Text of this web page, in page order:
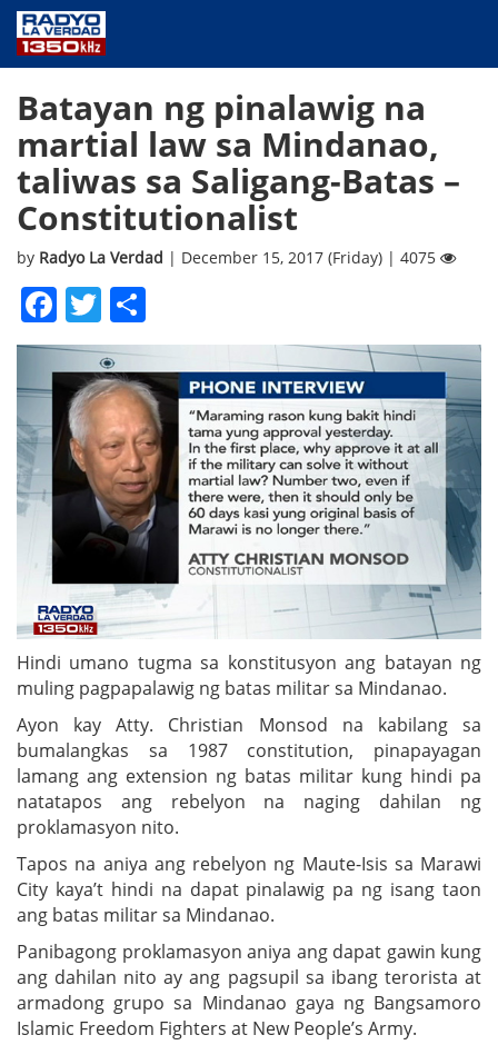
PUBLIC SERVICE
ANNOUNCEMENTS
PROGRAMS
ABOUT
Batayan ng pinalawig na
martial law sa Mindanao,
taliwas sa Saligang-Batas –
Constitutionalist
by Radyo La Verdad | December 15, 2017 (Friday) | 4075
Facebook
Twitter
Hindi umano tugma sa konstitusyon ang batayan ng
muling pagpapalawig ng batas militar sa Mindanao.
Ayon kay Atty. Christian Monsod na kabilang sa
bumalangkas sa 1987 constitution, pinapayagan
lamang ang extension ng batas militar kung hindi pa
natatapos ang rebelyon na naging dahilan ng
proklamasyon nito.
Tapos na aniya ang rebelyon ng Maute-Isis sa Marawi
City kaya’t hindi na dapat pinalawig pa ng isang taon
ang batas militar sa Mindanao.
Panibagong proklamasyon aniya ang dapat gawin kung
ang dahilan nito ay ang pagsupil sa ibang terorista at
armadong grupo sa Mindanao gaya ng Bangsamoro
Islamic Freedom Fighters at New People’s Army.